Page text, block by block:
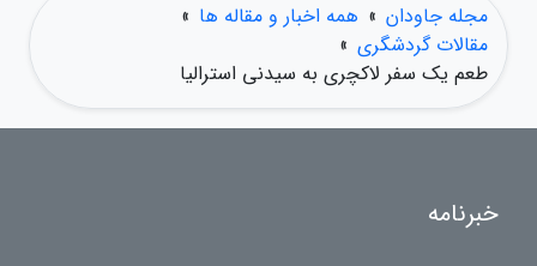
مجله جاودان » همه اخبار و مقاله ها »
مقالات گردشگری »
طعم یک سفر لاکچری به سیدنی استرالیا
خبرنامه